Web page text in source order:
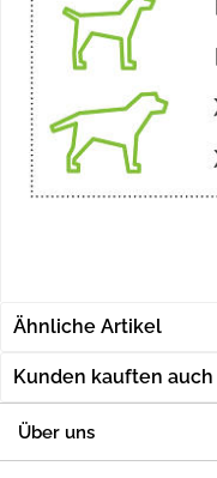
Ähnliche Artikel
Kunden kauften auch
Über uns